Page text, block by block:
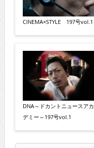
CINEMA×STYLE 197号vol.1
DNA～ドカントニュースアカ
デミー～197号vol.1